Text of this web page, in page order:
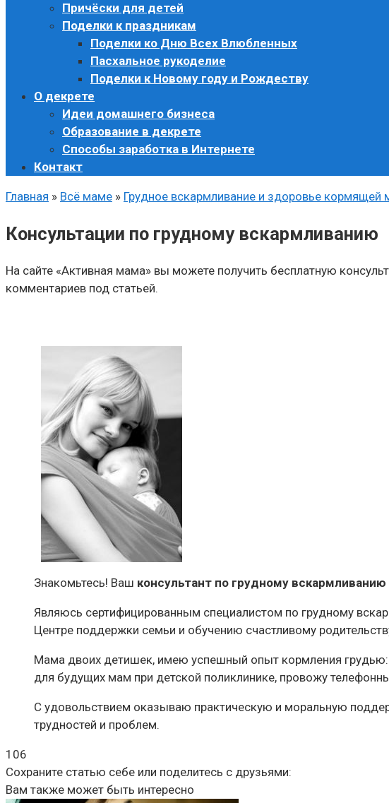
Причёски для детей
Поделки к праздникам
Поделки ко Дню Всех Влюбленных
Пасхальное рукоделие
Поделки к Новому году и Рождеству
О декрете
Идеи домашнего бизнеса
Образование в декрете
Способы заработка в Интернете
Контакт
Главная » Всё маме » Грудное вскармливание и здоровье кормящей
Консультации по грудному вскармливанию
На сайте «Активная мама» вы можете получить бесплатную
комментариев под статьей.
Знакомьтесь! Ваш консультант по грудному
Являюсь сертифицированным специалистом по грудному
Центре поддержки семьи и обучению счастливому
Мама двоих детишек, имею успешный опыт кормления грудью:
для будущих мам при детской поликлинике, провожу
С удовольствием оказываю практическую и моральную
трудностей и проблем.
106
Сохраните статью себе или поделитесь с друзьями:
Вам также может быть интересно